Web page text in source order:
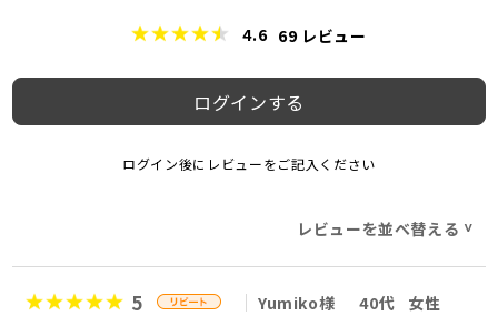
4.6 69 レビュー
ログインする
ログイン後にレビューをご記入ください
レビューを並べ替える>
5 Yumiko様 40代
女性